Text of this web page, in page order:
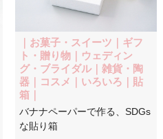
｜お菓子・スイーツ｜ギフ
ト・贈り物｜ウェディン
グ・ブライダル｜雑貨・陶
器｜コスメ｜いろいろ｜貼
箱｜
バナナペーパーで作る、SDGs
な貼り箱